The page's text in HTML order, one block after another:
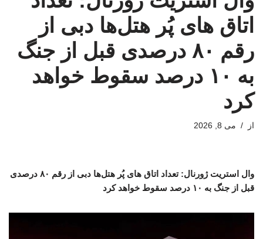
اتاق های پُر هتل‌ها دبی از
رقم ۸۰ درصدی قبل از جنگ
به ۱۰ درصد سقوط خواهد
کرد
از می 8, 2026
وال استریت ژورنال: تعداد اتاق های پُر هتل‌ها دبی از رقم ۸۰ درصدی
قبل از جنگ به ۱۰ درصد سقوط خواهد کرد